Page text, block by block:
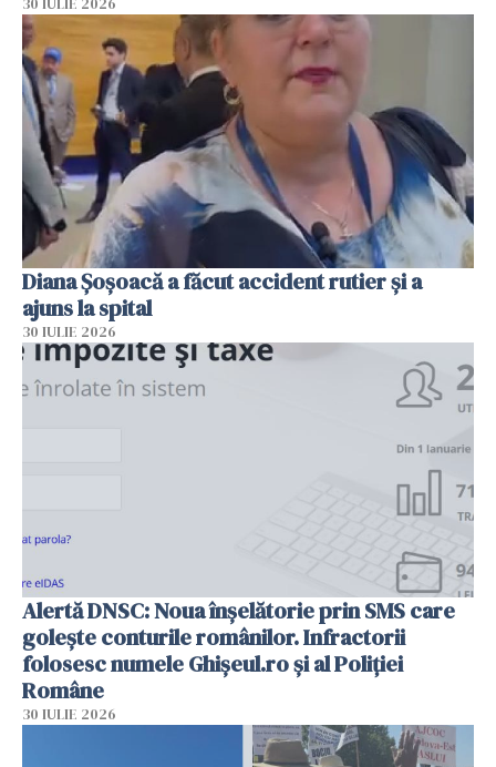
Diana Șoșoacă a făcut accident rutier și a
ajuns la spital
30 IULIE 2026
Alertă DNSC: Noua înșelătorie prin SMS care
golește conturile românilor. Infractorii
folosesc numele Ghișeul.ro și al Poliției
Române
30 IULIE 2026